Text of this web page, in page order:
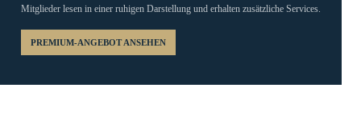
Mitglieder lesen in einer ruhigen Darstellung und erhalten zusätzliche Services.
PREMIUM-ANGEBOT ANSEHEN